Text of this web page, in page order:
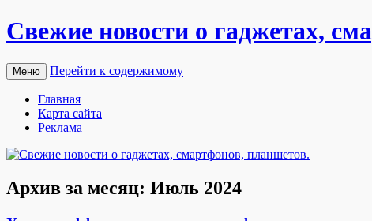
Свежие новости о гаджетах,
Меню Перейти к содержимому
Главная
Карта сайта
Реклама
Архив за месяц: Июль 2024